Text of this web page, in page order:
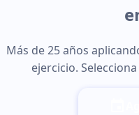
Más de 25 años
ejercicio.